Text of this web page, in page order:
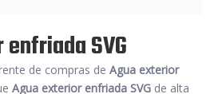
SVG
de compras de Agua exterior
Agua exterior enfriada SVG de alta